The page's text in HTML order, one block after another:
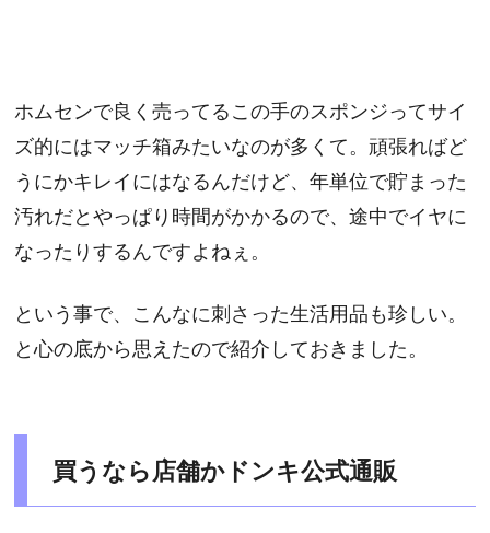
ホムセンで良く売ってるこの手のスポンジってサイ
ズ的にはマッチ箱みたいなのが多くて。頑張ればど
うにかキレイにはなるんだけど、年単位で貯まった
汚れだとやっぱり時間がかかるので、途中でイヤに
なったりするんですよねぇ。
という事で、こんなに刺さった生活用品も珍しい。
と心の底から思えたので紹介しておきました。
買うなら店舗かドンキ公式通販